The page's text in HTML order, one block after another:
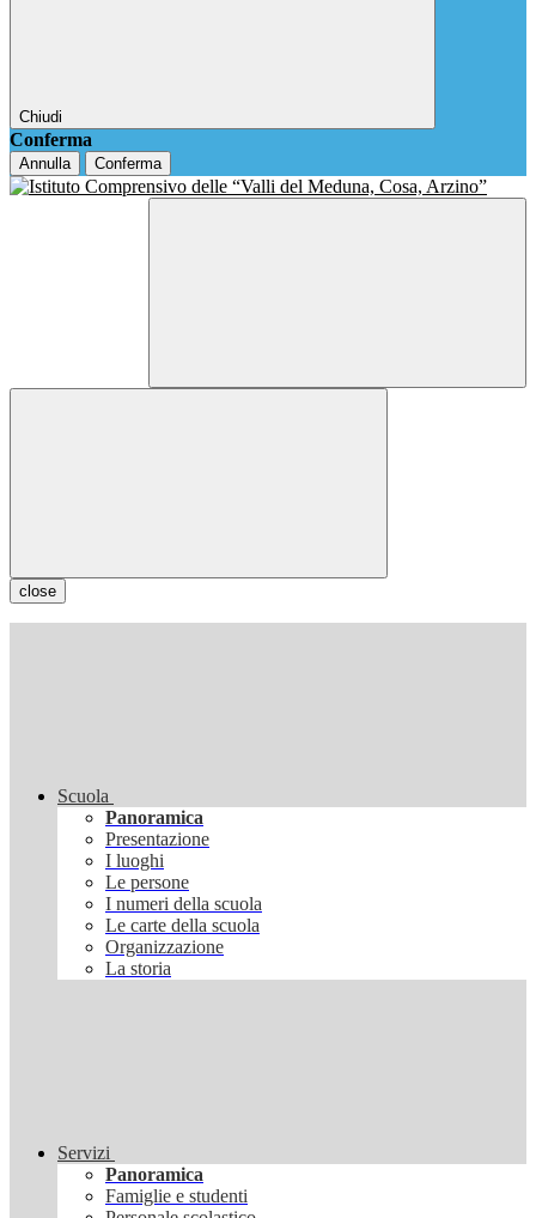
Chiudi
Conferma
Annulla Conferma
close
Scuola
Panoramica
Presentazione
I luoghi
Le persone
I numeri della scuola
Le carte della scuola
Organizzazione
La storia
Servizi
Panoramica
Famiglie e studenti